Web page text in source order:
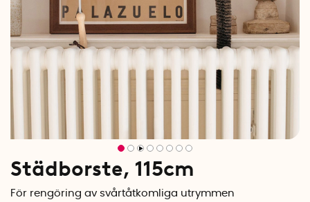
Städborste, 115cm
För rengöring av svårtåtkomliga utrymmen